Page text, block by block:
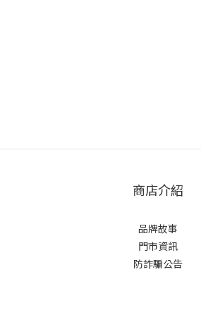
商店介紹
品牌故事
門市資訊
防詐騙公告